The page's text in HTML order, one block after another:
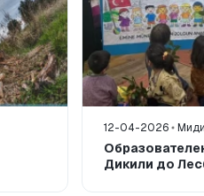
12-04-2026
Дикили до